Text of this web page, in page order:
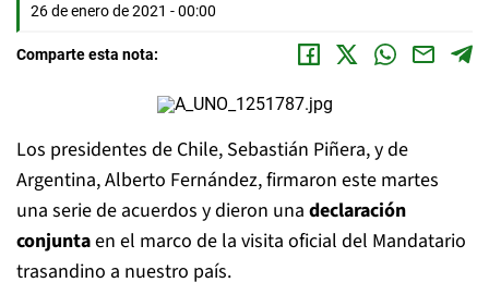
26 de enero de 2021 - 00:00
Comparte esta nota:
Los presidentes de Chile, Sebastián Piñera, y de
Argentina, Alberto Fernández, firmaron este martes
una serie de acuerdos y dieron una declaración
conjuntaen el marco de la visita oficial del Mandatario
trasandino a nuestro país.